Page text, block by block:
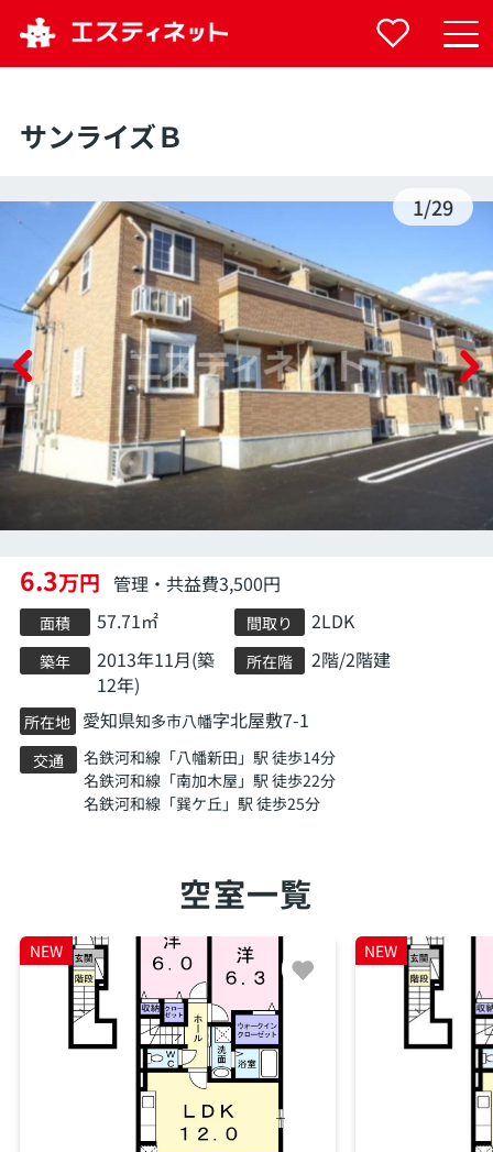
サンライズＢ
1/29
6.3万円 管理・共益費3,500円
面積 57.71㎡ 間取り 2LDK
築年
2013年11月(築
12年)
所在階 2階/2階建
所在地 愛知県知多市八幡字北屋敷7-1
交通 名鉄河和線 「八幡新田 」駅 徒歩14分
名鉄河和線 「南加木屋 」駅 徒歩22分
名鉄河和線 「巽ケ丘 」駅 徒歩25分
空室一覧
NEW NEW